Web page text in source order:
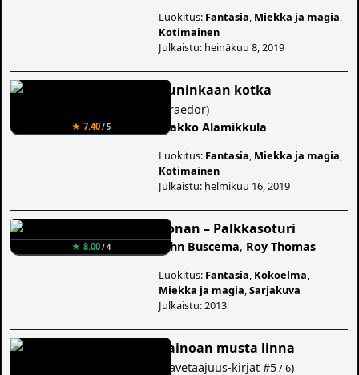
Luokitus: Fantasia Miekka ja magia
Kotimainen
Julkaistu: heinäkuu 8, 2019
★ 7.40/ 5
Kuninkaan kotka
Praedor)
Jaakko Alamikkula
Luokitus: Fantasia Miekka ja magia
Kotimainen
Julkaistu: helmikuu 16, 2019
★ 8.00/ 4
Conan – Palkkasoturi
John Buscema, Roy Thomas
Luokitus: Fantasia Kokoelma
Miekka ja magia ,Sarjakuva
Julkaistu: 2013
Kainoan musta linna
Aavetaajuus-kirjat #5/ 6)